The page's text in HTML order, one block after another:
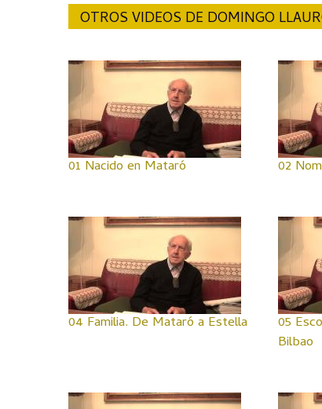
OTROS VIDEOS DE DOMINGO
01 Nacido en Mataró 02
04 Familia. De Mataró a Estella
05
Bilbao